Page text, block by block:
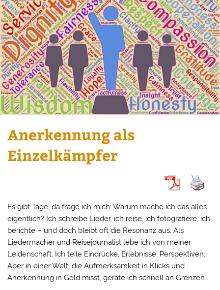
Anerkennung als
Einzelkämpfer
Es gibt Tage, da frage ich mich: Warum mache ich das alles
eigentlich? Ich schreibe Lieder, ich reise, ich fotografiere, ich
berichte – und doch bleibt oft die Resonanz aus. Als
Liedermacher und Reisejournalist lebe ich von meiner
Leidenschaft. Ich teile Eindrücke, Erlebnisse, Perspektiven.
Aber in einer Welt, die Aufmerksamkeit in Klicks und
Anerkennung in Geld misst, gerate ich schnell an Grenzen.